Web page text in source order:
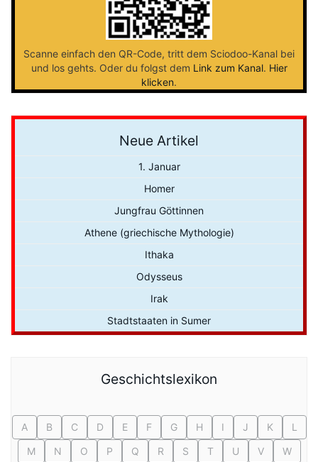
Scanne einfach den QR-Code, tritt dem Sciodoo-Kanal bei
und los gehts. Oder du folgst dem Link zum Kanal. Hier
klicken.
Neue Artikel
1. Januar
Homer
Jungfrau Göttinnen
Athene (griechische Mythologie)
Ithaka
Odysseus
Irak
Stadtstaaten in Sumer
Geschichtslexikon
A B C D E F G H I J K
L
M
N O P Q R S T U V
W